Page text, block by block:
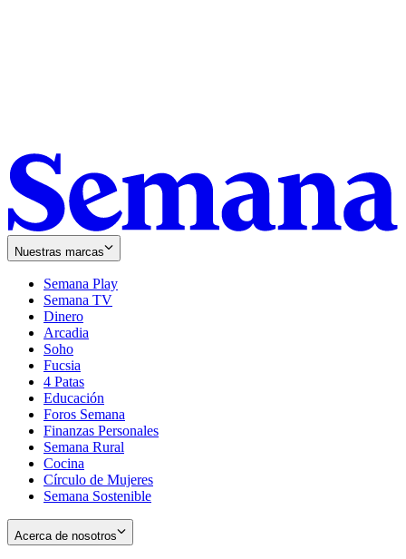
Nuestras marcas
Semana Play
Semana TV
Dinero
Arcadia
Soho
in
new
window
Fucsia
in
new
window
4 Patas
Educación
Foros Semana
Finanzas Personales
Semana Rural
Cocina
Círculo de Mujeres
Semana Sostenible
Acerca de nosotros